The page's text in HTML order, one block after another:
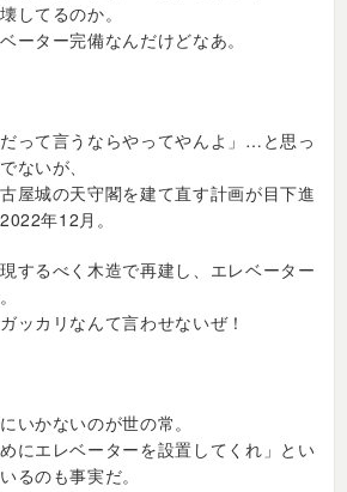
してるのか。
ーター完備なんだけどなあ。
だって言うならやってやんよ」…と思っ
ないが、
屋城の天守閣を建て直す計画が目下進
年12月。
するべく木造で再建し、エレベーター
ッカリなんて言わせないぜ！
いかないのが世の常。
にエレベーターを設置してくれ」とい
るのも事実だ。